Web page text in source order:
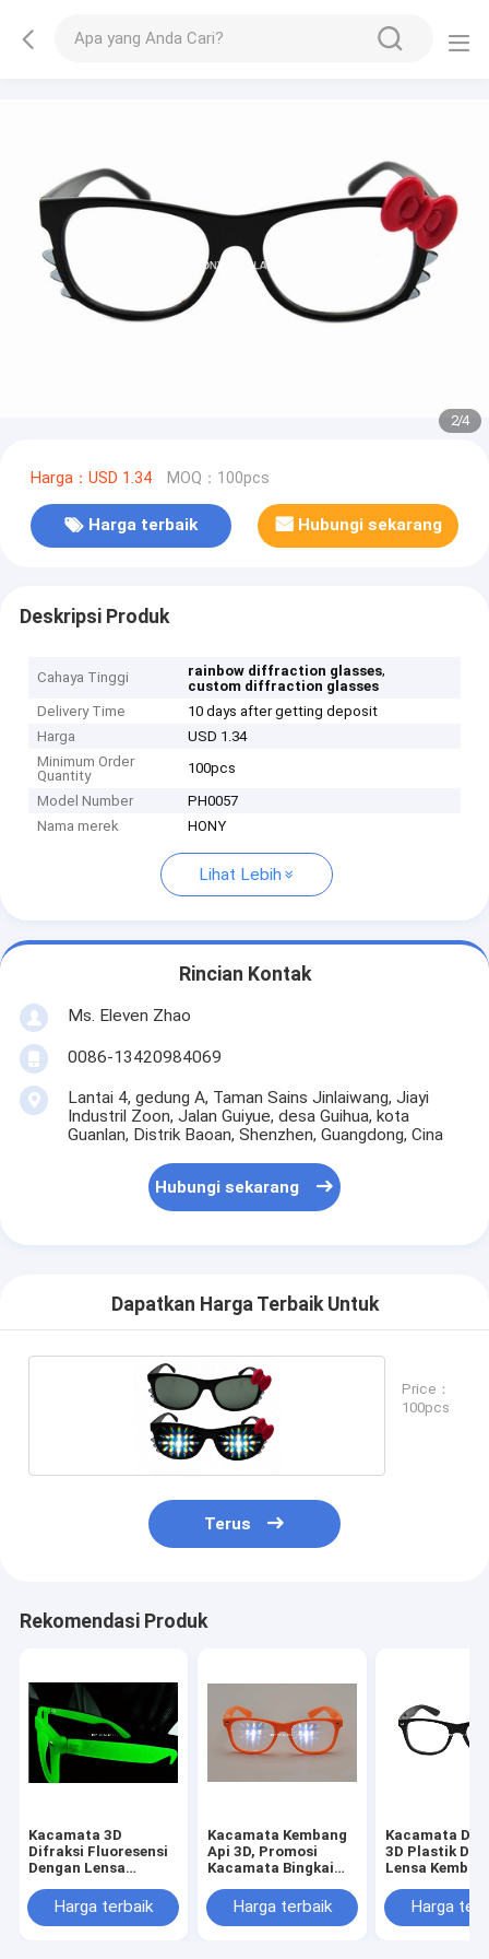
2/4
Harga：USD 1.34 MOQ：100pcs
Harga terbaik Hubungi sekarang
Deskripsi Produk
Cahaya Tinggi rainbow diffraction glasses,
custom diffraction glasses
Delivery Time
10 days after getting deposit
Harga
USD 1.34
Minimum Order
Quantity
100pcs
Model Number
PH0057
Nama merek
HONY
Lihat Lebih
Rincian Kontak
Ms. Eleven Zhao
0086-13420984069
Lantai 4, gedung A, Taman Sains Jinlaiwang, Jiayi
Industril Zoon, Jalan Guiyue, desa Guihua, kota
Guanlan, Distrik Baoan, Shenzhen, Guangdong, Cina
Hubungi sekarang
Dapatkan Harga Terbaik Untuk
Price：
100pcs
Terus
Rekomendasi Produk
Kacamata 3D
Difraksi Fluoresensi
Dengan Lensa
Ramah Lingkungan
Harga terbaik
Kacamata Kembang
Api 3D, Promosi
Kacamata Bingkai
Harga terbaik
Kacamata
3D Plastik
Lensa
Harga